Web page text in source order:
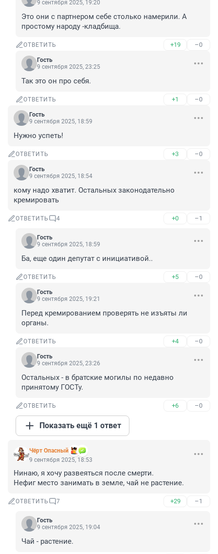
9 сентября 2025, 19:20
Это они с партнером себе столько намерили. А
простому народу -кладбища.
ОТВЕТИТЬ +19 –0
Гость
9 сентября 2025, 23:25
Так это он про себя.
ОТВЕТИТЬ +1 –0
Гость
9 сентября 2025, 18:59
Нужно успеть!
ОТВЕТИТЬ +3 –0
Гость
9 сентября 2025, 18:54
кому надо хватит. Остальных законодательно
кремировать
ОТВЕТИТЬ 4 +0 –1
Гость
9 сентября 2025, 18:59
Ба, еще один депутат с инициативой..
ОТВЕТИТЬ +5 –0
Гость
9 сентября 2025, 19:21
Перед кремированием проверять не изъяты ли
органы.
ОТВЕТИТЬ +4 –0
Гость
9 сентября 2025, 23:26
Остальных - в братские могилы по недавно
принятому ГОСТу.
ОТВЕТИТЬ +6 –0
Показать ещё 1 ответ
Чёрт Опасный
9 сентября 2025, 18:53
Нинаю, я хочу развеяться после смерти.
Нефиг место занимать в земле, чай не растение.
ОТВЕТИТЬ 7 +29 –1
Гость
9 сентября 2025, 19:04
Чай - растение.